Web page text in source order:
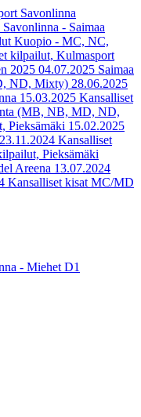
Savonlinna
- Saimaa
Kuopio - MC, NC,
kilpailut, Kulmasport
2025 04.07.2025 Saimaa
ND, Mixty) 28.06.2025
15.03.2025 Kansalliset
(MB, NB, MD, ND,
Pieksämäki 15.02.2025
23.11.2024 Kansalliset
Pieksämäki
Areena 13.07.2024
Kansalliset kisat MC/MD
- Miehet D1